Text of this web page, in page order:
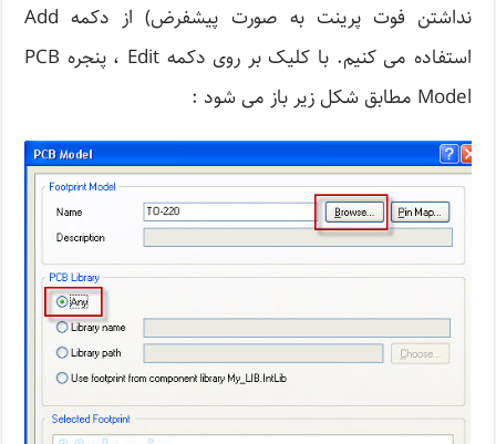
نداشتن فوت پرینت به صورت پیشفرض) از دکمه Add
استفاده می کنیم. با کلیک بر روی دکمه Edit ، پنجره PCB
Model مطابق شکل زیر باز می شود :